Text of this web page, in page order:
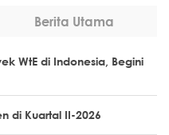
Berita Utama
WtE di Indonesia, Begini
di Kuartal II-2026